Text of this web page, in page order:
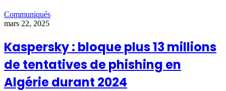
Communiqués
mars 22, 2025
Kaspersky : bloque plus 13 millions
de tentatives de phishing en
Algérie durant 2024